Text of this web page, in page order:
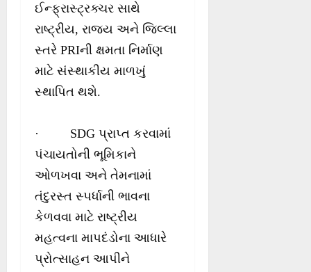
ઈન્ફ્રાસ્ટ્રક્ચર સાથે
રાષ્ટ્રીય, રાજ્ય અને જિલ્લા
સ્તરે PRIની ક્ષમતા નિર્માણ
માટે સંસ્થાકીય માળખું
સ્થાપિત થશે.
· SDG પ્રાપ્ત કરવામાં
પંચાયતોની ભૂમિકાને
ઓળખવા અને તેમનામાં
તંદુરસ્ત સ્પર્ધાની ભાવના
કેળવવા માટે રાષ્ટ્રીય
મહત્વના માપદંડોના આધારે
પ્રોત્સાહન આપીને